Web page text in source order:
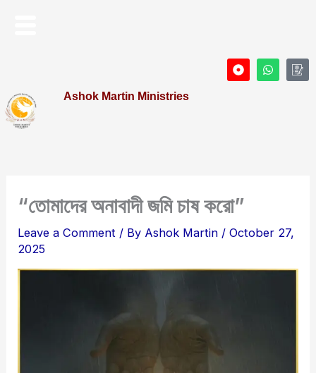
D
o
W
h
I
c
Ashok Martin Ministries
“তোমাদের অনাবাদী জমি চাষ করো”
Leave a Comment / By Ashok Martin /October 27,
2025